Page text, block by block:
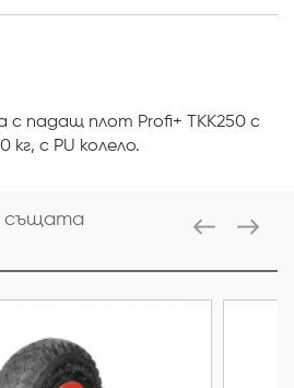
с падащ плот Profi+ TKK250 с
с PU колело.
същата